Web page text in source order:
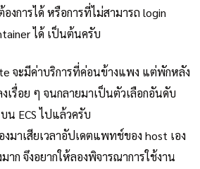
งการได้ หรือการที่ไม่สามารถ login
ได้ เป็นต้นครับ
จะมีค่าบริการที่ค่อนข้างแพง แต่พักหลัง
เรื่อย ๆ จนกลายมาเป็นตัวเลือกอันดับ
น ECS ไปแล้วครับ
งมาเสียเวลาอัปเดตแพทช์ของ host เอง
ก จึงอยากให้ลองพิจารณาการใช้งาน